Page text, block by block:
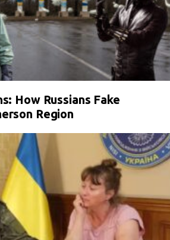
How Russians Fake
Region